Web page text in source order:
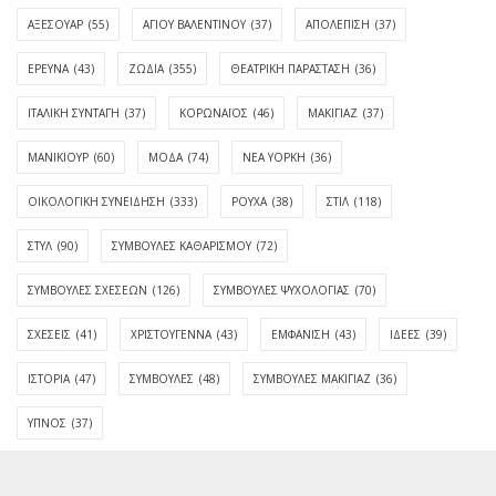
ΑΞΕΣΟΥΑΡ (55) ΑΓΊΟΥ ΒΑΛΕΝΤΊΝΟΥ (37) ΑΠΟΛΈΠΙΣΗ (37)
ΕΡΕΥΝΑ (43) ΖΩΔΙΑ (355) ΘΕΑΤΡΙΚΗ ΠΑΡΑΣΤΑΣΗ (36)
ΙΤΑΛΙΚΗ ΣΥΝΤΑΓΗ (37) ΚΟΡΩΝΑΪΟΣ (46) ΜΑΚΙΓΙΑΖ (37)
ΜΑΝΙΚΙΟΥΡ (60) ΜΟΔΑ (74) ΝΕΑ ΥΟΡΚΗ (36)
ΟΙΚΟΛΟΓΙΚΗ ΣΥΝΕΙΔΗΣΗ (333) ΡΟΥΧΑ (38) ΣΤΙΛ (118)
ΣΤΥΛ (90) ΣΥΜΒΟΥΛΕΣ ΚΑΘΑΡΙΣΜΟΥ (72)
ΣΥΜΒΟΥΛΕΣ ΣΧΕΣΕΩΝ (126) ΣΥΜΒΟΥΛΕΣ ΨΥΧΟΛΟΓΙΑΣ (70)
ΣΧΕΣΕΙΣ (41) ΧΡΙΣΤΟΥΓΕΝΝΑ (43) ΕΜΦΆΝΙΣΗ (43) ΙΔΈΕΣ (39)
ΙΣΤΟΡΊΑ (47) ΣΥΜΒΟΥΛΈΣ (48) ΣΥΜΒΟΥΛΈΣ ΜΑΚΙΓΙΆΖ (36)
ΎΠΝΟΣ (37)